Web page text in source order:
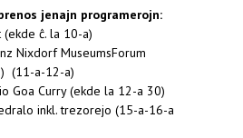
jenajn programerojn:
ĉ. la 10-a)
Nixdorf MuseumsForum
(11-a-12-a)
Goa Curry (ekde la 12-a 30)
inkl. trezorejo (15-a-16-a